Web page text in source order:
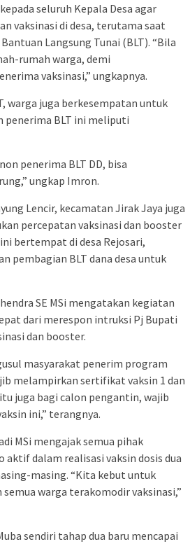
seluruh Kepala Desa agar
vaksinasi di desa, terutama saat
Langsung Tunai (BLT). “Bila
rumah warga, demi
vaksinasi,” ungkapnya.
warga juga berkesempatan untuk
penerima BLT ini meliputi
penerima BLT DD, bisa
ungkap Imron.
Lencir, kecamatan Jirak Jaya juga
percepatan vaksinasi dan booster
bertempat di desa Rejosari,
pembagian BLT dana desa untuk
SE MSi mengatakan kegiatan
dari merespon intruksi Pj Bupati
dan booster.
masyarakat penerim program
melampirkan sertifikat vaksin 1 dan
juga bagi calon pengantin, wajib
ini,” terangnya.
MSi mengajak semua pihak
dalam realisasi vaksin dosis dua
masing. “Kita kebut untuk
warga terakomodir vaksinasi,”
sendiri tahap dua baru mencapai